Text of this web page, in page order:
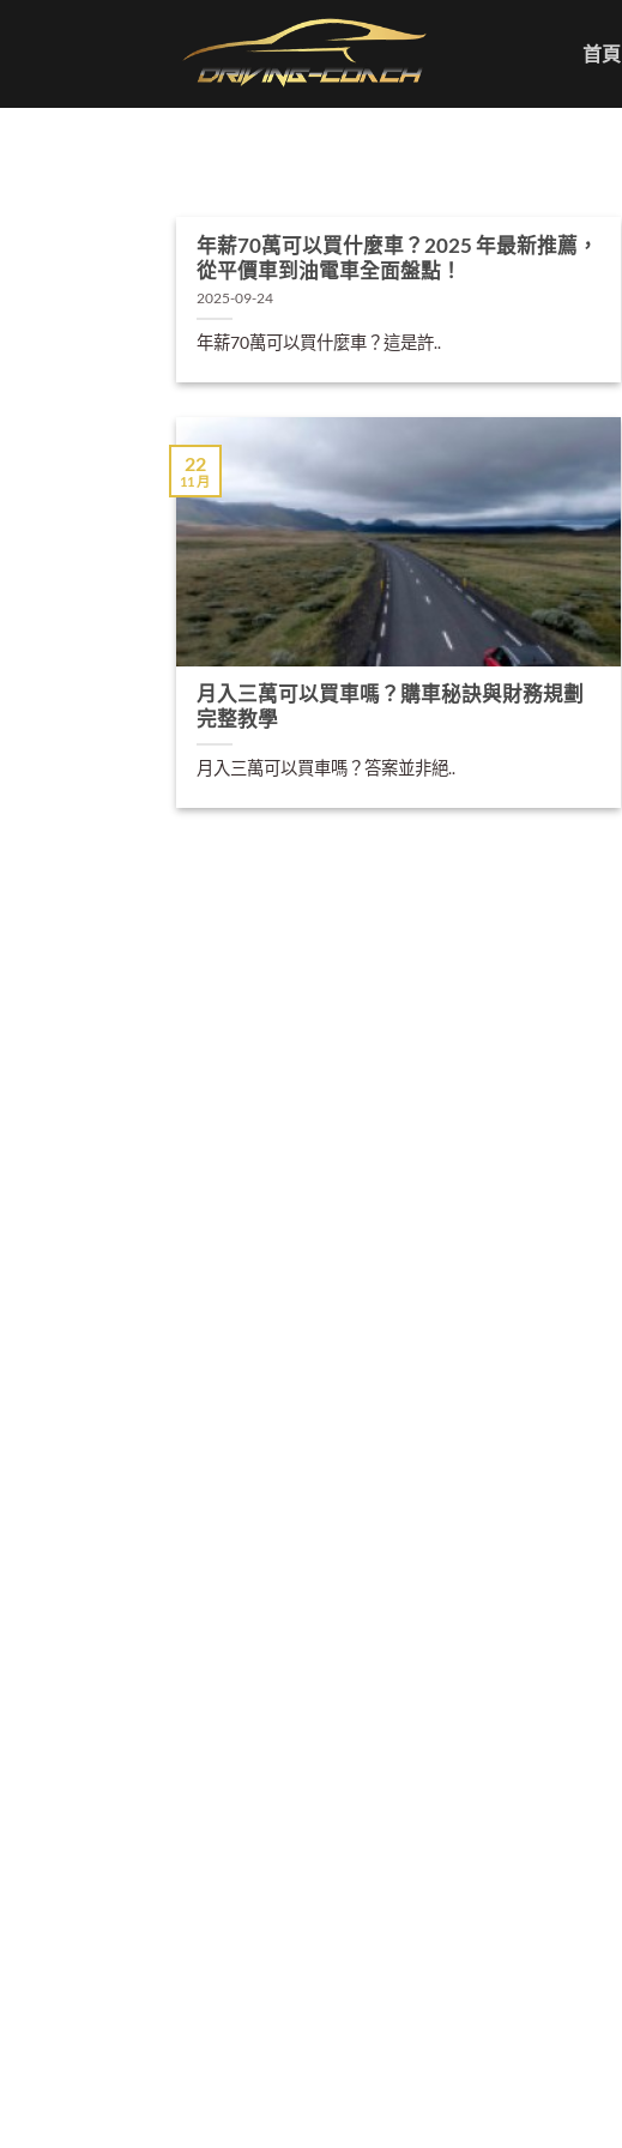
首頁
年薪70萬可以買什麼車？2025 年最新推薦，
從平價車到油電車全面盤點！
2025-09-24
年薪70萬可以買什麼車？這是許..
月入三萬可以買車嗎？購車秘訣與財務規劃
完整教學
月入三萬可以買車嗎？答案並非絕..
22
11 月